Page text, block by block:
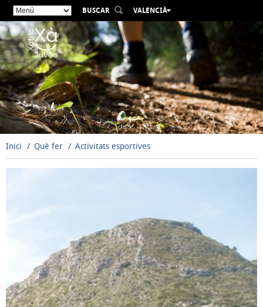
BUSCAR
VALENCIÀ
ENGLISH
FRANÇAIS
DEUTSCH
РУССКИЙ
Inici Què fer Activitats esportives